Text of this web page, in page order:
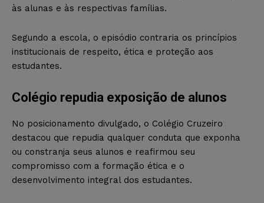
às alunas e às respectivas famílias.
Segundo a escola, o episódio contraria os princípios
institucionais de respeito, ética e proteção aos
estudantes.
Colégio repudia exposição de alunos
No posicionamento divulgado, o Colégio Cruzeiro
destacou que repudia qualquer conduta que exponha
ou constranja seus alunos e reafirmou seu
compromisso com a formação ética e o
desenvolvimento integral dos estudantes.